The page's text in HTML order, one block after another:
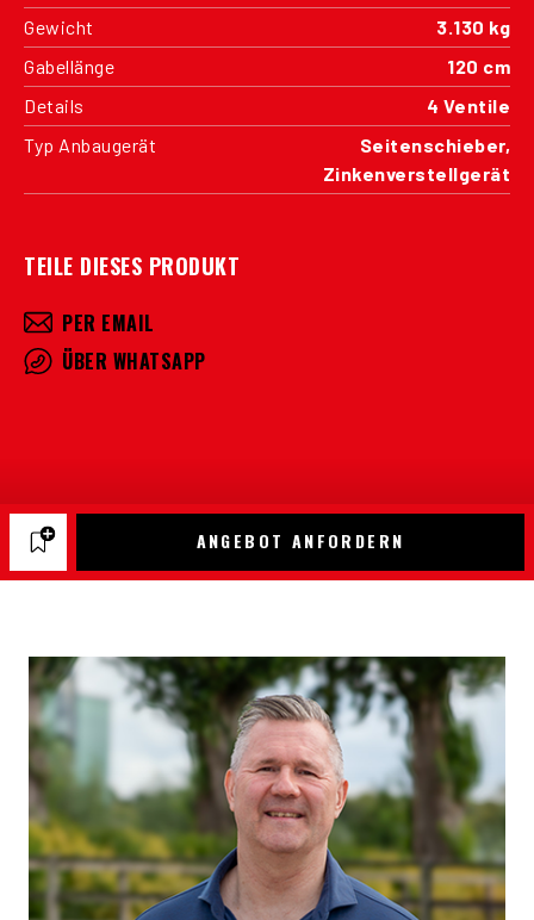
Gewicht
3.130 kg
Gabellänge
120 cm
Details
4 Ventile
Typ Anbaugerät
Seitenschieber,
Zinkenverstellgerät
TEILE DIESES PRODUKT
PER EMAIL
ÜBER WHATSAPP
ANGEBOT ANFORDERN